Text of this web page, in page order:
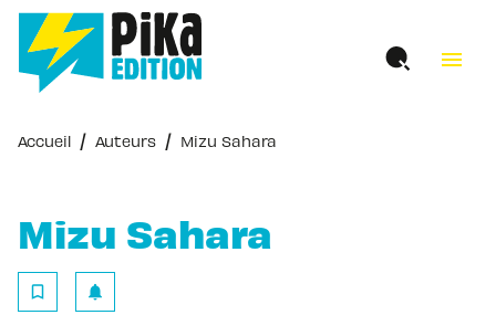
MENU RECHERCHE
PIED DE PAGE
menu
Accueil / Auteurs / Mizu Sahara
Mizu Sahara
bookmark_border notifications